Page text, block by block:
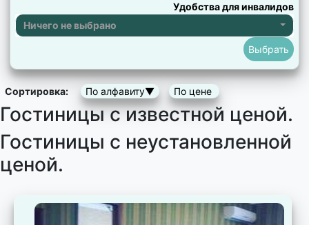
Удобства для инвалидов
Ничего не выбрано
Сортировка: По алфавиту▼ По цене
Гостиницы с известной ценой.
Гостиницы с неустановленной
ценой.